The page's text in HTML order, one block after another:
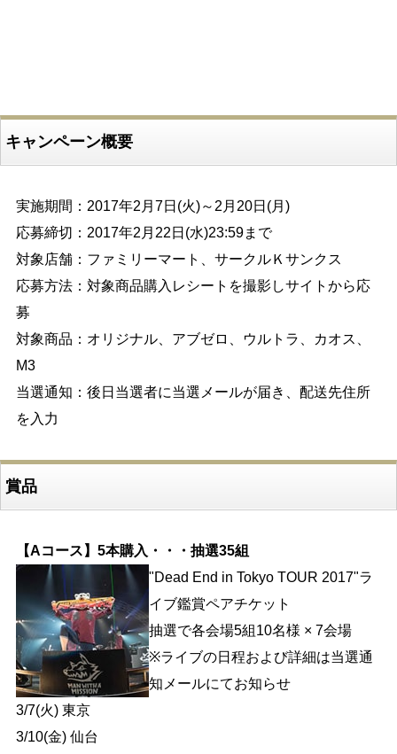
キャンペーン概要
実施期間：2017年2月7日(火)～2月20日(月)
応募締切：2017年2月22日(水)23:59まで
対象店舗：ファミリーマート、サークルＫサンクス
応募方法：対象商品購入レシートを撮影しサイトから応
募
対象商品：オリジナル、アブゼロ、ウルトラ、カオス、
M3
当選通知：後日当選者に当選メールが届き、配送先住所
を入力
賞品
【Aコース】5本購入・・・抽選35組
"Dead End in Tokyo TOUR 2017"ラ
イブ鑑賞ペアチケット
抽選で各会場5組10名様 × 7会場
※ライブの日程および詳細は当選通
知メールにてお知らせ
3/7(火) 東京
3/10(金) 仙台